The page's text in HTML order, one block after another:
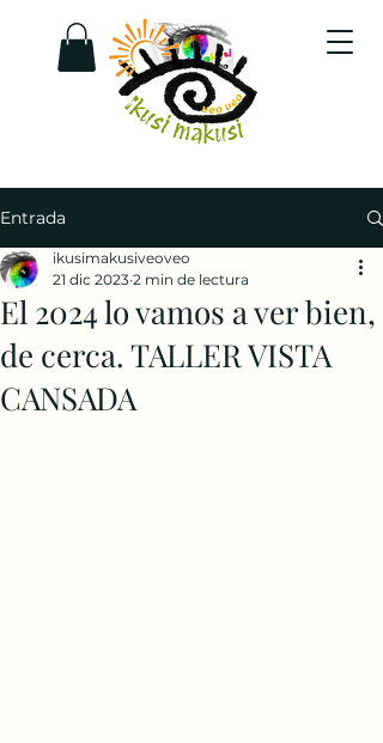
Entrada
El 2024 lo vamos a ver bien,
de cerca. TALLER VISTA
CANSADA
ikusimakusiveoveo
21 dic 2023 2 min de lectura